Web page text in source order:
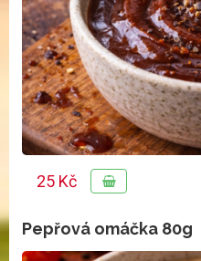
25 Kč
Pepřová omáčka 80g